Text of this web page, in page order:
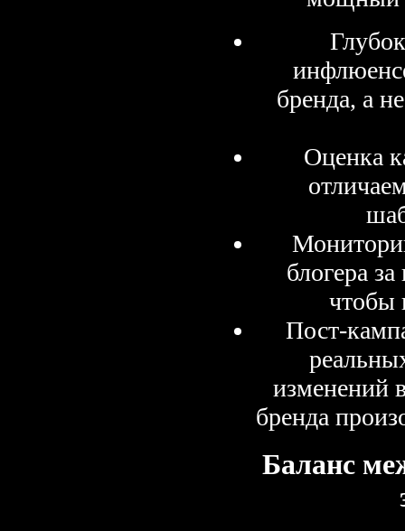
бренда, а
Оценка
блогера
чтобы
Пост-
изменений
бренда
Баланс